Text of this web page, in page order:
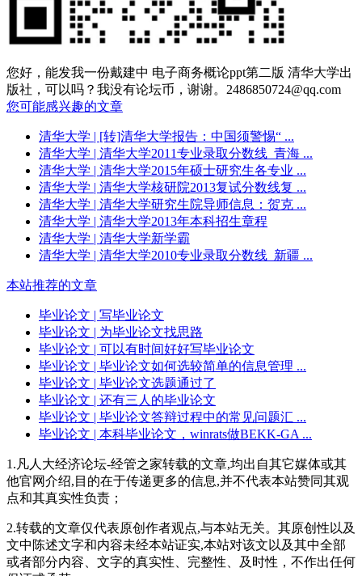
您好，能发我一份戴建中 电子商务概论ppt第二版 清华大学出
版社，可以吗？我没有论坛币，谢谢。2486850724@qq.com
您可能感兴趣的文章
清华大学 | [转]清华大学报告：中国须警惕“ ...
清华大学 | 清华大学2011专业录取分数线_青海 ...
清华大学 | 清华大学2015年硕士研究生各专业 ...
清华大学 | 清华大学核研院2013复试分数线复 ...
清华大学 | 清华大学研究生院导师信息：贺克 ...
清华大学 | 清华大学2013年本科招生章程
清华大学 | 清华大学新学霸
清华大学 | 清华大学2010专业录取分数线_新疆 ...
本站推荐的文章
毕业论文 | 写毕业论文
毕业论文 | 为毕业论文找思路
毕业论文 | 可以有时间好好写毕业论文
毕业论文 | 毕业论文如何选较简单的信息管理 ...
毕业论文 | 毕业论文选题通过了
毕业论文 | 还有三人的毕业论文
毕业论文 | 毕业论文答辩过程中的常见问题汇 ...
毕业论文 | 本科毕业论文，winrats做BEKK-GA ...
1.凡人大经济论坛-经管之家转载的文章,均出自其它媒体或其
他官网介绍,目的在于传递更多的信息,并不代表本站赞同其观
点和其真实性负责；
2.转载的文章仅代表原创作者观点,与本站无关。其原创性以及
文中陈述文字和内容未经本站证实,本站对该文以及其中全部
或者部分内容、文字的真实性、完整性、及时性，不作出任何